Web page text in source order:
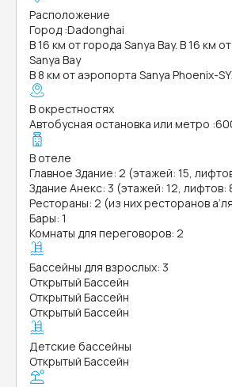
Расположение
Город :Dadonghai
В 16 км от города Sanya Bay. В 16 км
Sanya Bay
В 8 км от аэропорта Sanya Phoenix-
В окрестностях
Автобусная остановка или метро :
В отеле
Главное Здание: 2 (этажей: 15,
Здание Анекс: 3 (этажей: 12, лифтов:
Рестораны: 2 (из них ресторанов
Бары: 1
Комнаты для переговоров: 2
Бассейны для взрослых: 3
Открытый Бассейн
Открытый Бассейн
Открытый Бассейн
Детские бассейны
Открытый Бассейн